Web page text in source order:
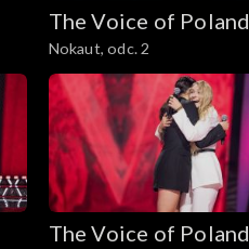
The Voice of Poland
Nokaut, odc. 2
The Voice of Poland